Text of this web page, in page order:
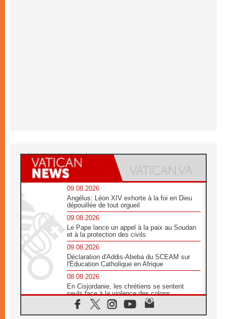
09.08.2026
Angélus: Léon XIV exhorte à la foi en Dieu
dépouillée de tout orgueil
09.08.2026
Le Pape lance un appel à la paix au Soudan
et à la protection des civils
09.08.2026
Déclaration d'Addis-Abeba du SCEAM sur
l'Éducation Catholique en Afrique
08.08.2026
En Cisjordanie, les chrétiens se sentent
seuls face à la violence des colons
08.08.2026
Léon XIV au sanctuaire de Notre Dame du